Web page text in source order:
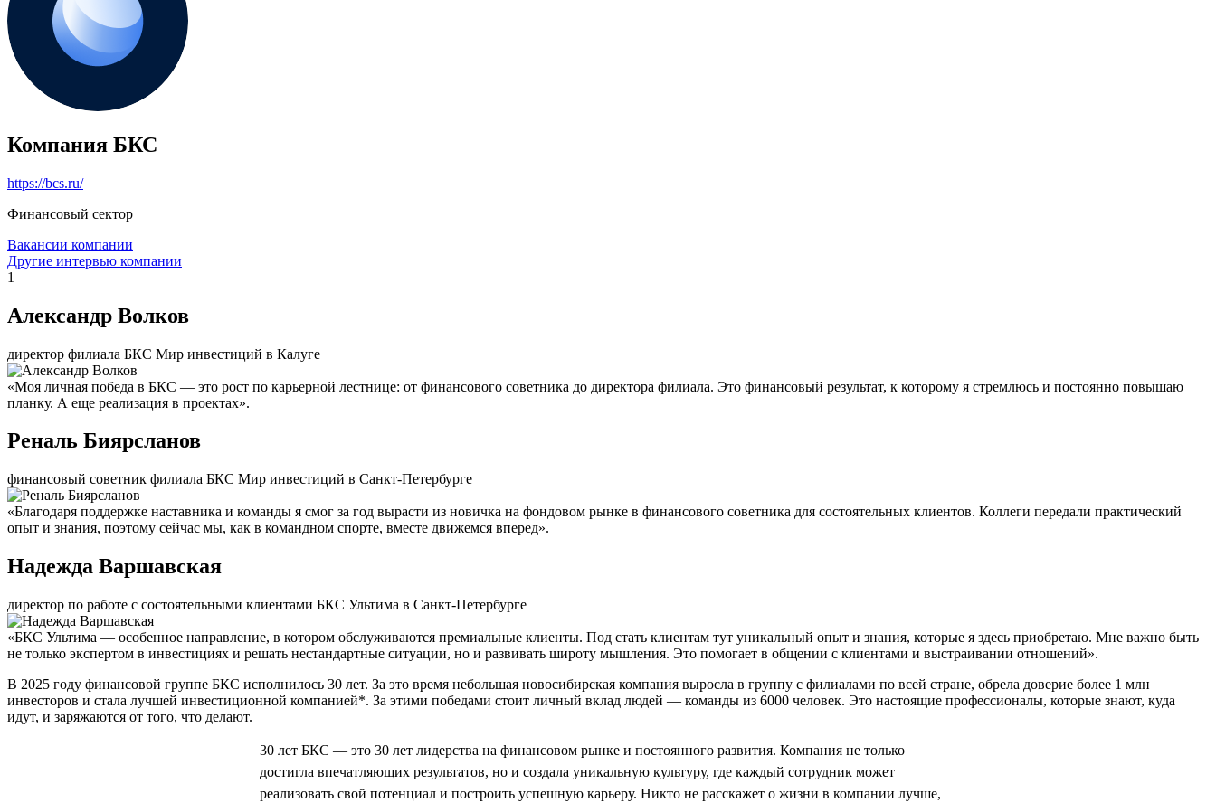
Компания БКС
https://bcs.ru/
Финансовый сектор
Вакансии компании
Другие интервью компании
1
Александр Волков
директор филиала БКС Мир инвестиций в Калуге
«Моя личная победа в БКС — это рост по карьерной лестнице: от финансового советника до директора филиала. Это финансовый результат, к которому я стремлюсь и постоянно повышаю
планку. А еще реализация в проектах».
Реналь Биярсланов
финансовый советник филиала БКС Мир инвестиций в Санкт-Петербурге
«Благодаря поддержке наставника и команды я смог за год вырасти из новичка на фондовом рынке в финансового советника для состоятельных клиентов. Коллеги передали практический
опыт и знания, поэтому сейчас мы, как в командном спорте, вместе движемся вперед».
Надежда Варшавская
директор по работе с состоятельными клиентами БКС Ультима в Санкт-Петербурге
«БКС Ультима — особенное направление, в котором обслуживаются премиальные клиенты. Под стать клиентам тут уникальный опыт и знания, которые я здесь приобретаю. Мне важно быть
не только экспертом в инвестициях и решать нестандартные ситуации, но и развивать широту мышления. Это помогает в общении с клиентами и выстраивании отношений».
В 2025 году финансовой группе БКС исполнилось 30 лет. За это время небольшая новосибирская компания выросла в группу с филиалами по всей стране, обрела доверие более 1 млн
инвесторов и стала лучшей инвестиционной компанией*. За этими победами стоит личный вклад людей — команды из 6000 человек. Это настоящие профессионалы, которые знают, куда
идут, и заряжаются от того, что делают.
30 лет БКС — это 30 лет лидерства на финансовом рынке и постоянного развития. Компания не только
достигла впечатляющих результатов, но и создала уникальную культуру, где каждый сотрудник может
реализовать свой потенциал и построить успешную карьеру. Никто не расскажет о жизни в компании лучше,